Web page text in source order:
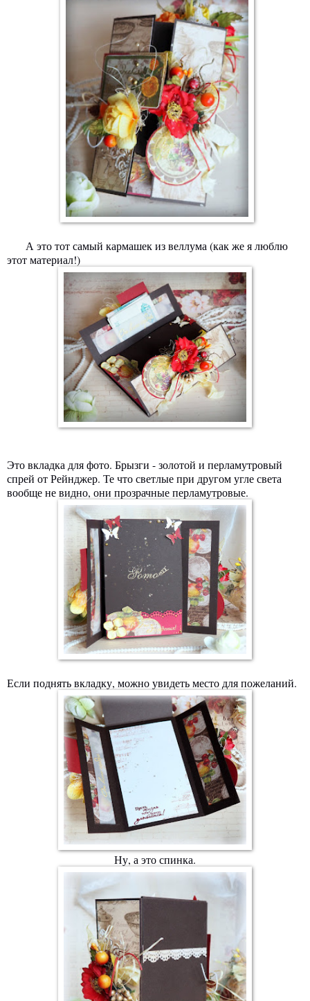
А это тот самый кармашек из веллума (как же я люблю
этот материал!)
Это вкладка для фото. Брызги - золотой и перламутровый
спрей от Рейнджер. Те что светлые при другом угле света
вообще не видно, они прозрачные перламутровые.
Если поднять вкладку, можно увидеть место для пожеланий.
Ну, а это спинка.